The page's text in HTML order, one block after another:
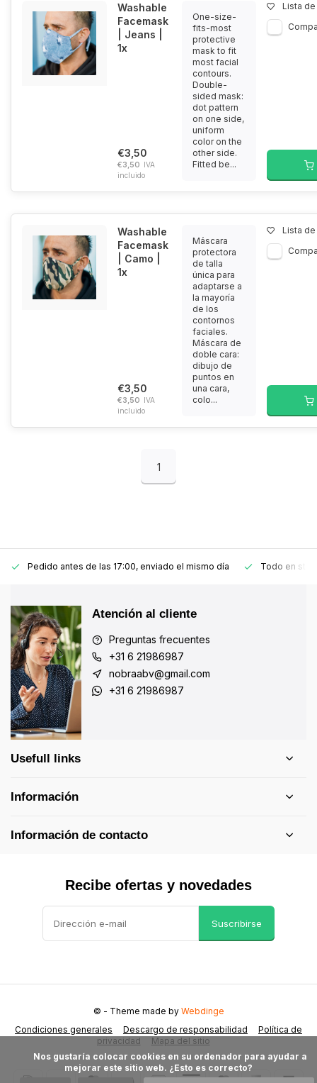
Washable
Facemask
| Jeans |
1x
€3,50
€3,50 IVA
incluido
One-size-
fits-most
protective
mask to fit
most facial
contours.
Double-
sided mask:
dot pattern
on one side,
uniform
color on the
other side.
Fitted be...
Lista
Washable
Facemask
| Camo |
1x
€3,50
€3,50 IVA
incluido
Máscara
protectora
de talla
única para
adaptarse a
la mayoría
de los
contornos
faciales.
Máscara de
doble cara:
dibujo de
puntos en
una cara,
colo...
Lista
1
Pedido antes de las 17:00, enviado el mismo día Todo en
Atención al cliente
Preguntas frecuentes
+31 6 21986987
nobraabv@gmail.com
+31 6 21986987
Usefull links
Información
Información de contacto
Recibe ofertas y novedades
Suscribirse
Condiciones generales Descargo de responsabilidad
Política de
privacidad
Mapa del sitio
© - Theme made by Webdinge
mejorar este sitio web. ¿Esto es correcto?